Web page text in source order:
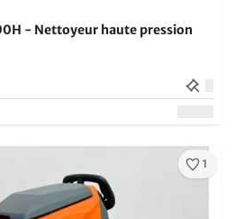
- Nettoyeur haute pression
1